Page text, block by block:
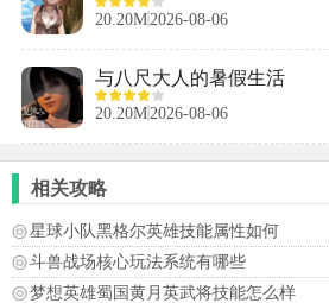
20.20M 2026-08-06
与八尺大人的暑假生活
20.20M 2026-08-06
相关攻略
星球小队黑格尔英雄技能属性如何
斗兽战场核心玩法系统有哪些
梦想英雄蜀国黄月英武将技能怎么样